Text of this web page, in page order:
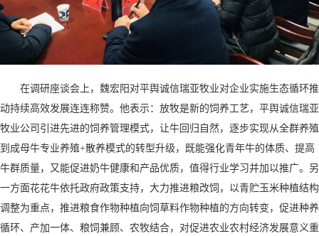
在调研座谈会上，魏宏阳对平舆诚信瑞亚牧业对企业实施生态循环推
动持续高效发展连连称赞。他表示：放牧是新的饲养工艺，平舆诚信瑞亚
牧业公司引进先进的饲养管理模式，让牛回归自然，逐步实现从全群养殖
到成母牛专业养殖+散养模式的转型升级，既能强化青年牛的体质、提高
牛群质量，又能促进奶牛健康和产品优质，值得行业学习并加以推广。另
一方面花花牛依托政府政策支持，大力推进粮改饲，以青贮玉米种植结构
调整为重点，推进粮食作物种植向饲草料作物种植的方向转变，促进种养
循环、产加一体、粮饲兼顾、农牧结合，对促进农业农村经济发展意义重